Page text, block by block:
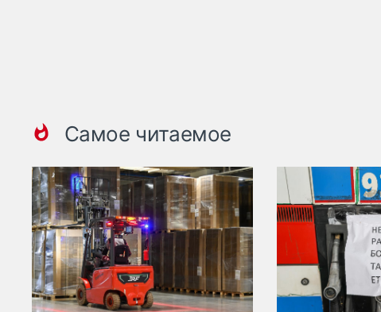
Самое читаемое